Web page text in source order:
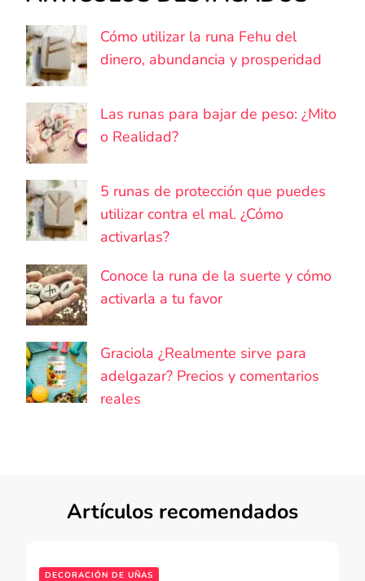
Cómo utilizar la runa Fehu del
dinero, abundancia y prosperidad
Las runas para bajar de peso: ¿Mito
o Realidad?
5 runas de protección que puedes
utilizar contra el mal. ¿Cómo
activarlas?
Conoce la runa de la suerte y cómo
activarla a tu favor
Graciola ¿Realmente sirve para
adelgazar? Precios y comentarios
reales
Artículos recomendados
DECORACIÓN DE UÑAS